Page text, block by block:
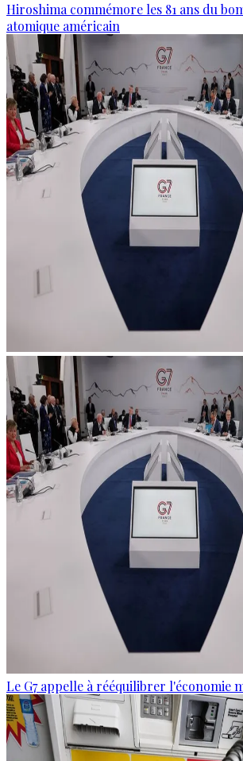
Hiroshima commémore les 81 ans du
atomique américain
Le G7 appelle à rééquilibrer l'économie